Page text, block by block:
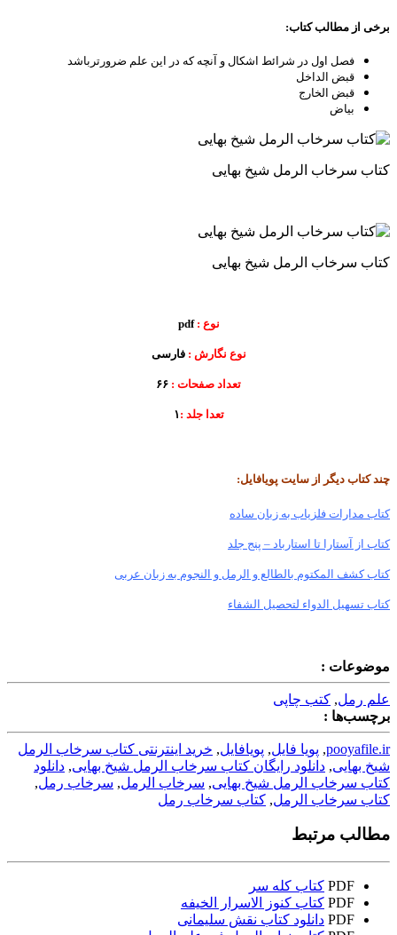
برخی از مطالب کتاب:
فصل اول در شرائط اشکال و آنچه که در این علم ضرورترباشد
قبض الداخل
قبض الخارج
بیاض
کتاب سرخاب الرمل شیخ بهایی
کتاب سرخاب الرمل شیخ بهایی
نوع : pdf
نوع نگارش : فارسی
تعداد صفحات :
تعدا جلد : ۱
چند کتاب دیگر از سایت پویافایل:
کتاب مدارات فلزیاب به زبان ساده
کتاب از آستارا تا استارباد – پنج جلد
کتاب کشف المکتوم بالطالع و الرمل و النجوم به زبان عربی
کتاب تسهیل الدواء لتحصیل الشفاء
موضوعات :
علم رمل, کتب چاپی
برچسب‌ها :
pooyafile.ir
, پویا فایل, پویافایل, خرید اینترنتی کتاب سرخاب الرمل
شیخ بهایی, دانلود رایگان کتاب سرخاب الرمل شیخ بهایی, دانلود
کتاب سرخاب الرمل شیخ بهایی, سرخاب الرمل, سرخاب رمل,
کتاب سرخاب الرمل, کتاب سرخاب رمل
مطالب مرتبط
PDF کتاب کله سر
PDF کتاب کنوز الاسرار الخیفه
PDF دانلود کتاب نقش سلیمانی